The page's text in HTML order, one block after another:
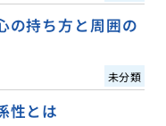
の持ち方と周囲の
未分類
性とは